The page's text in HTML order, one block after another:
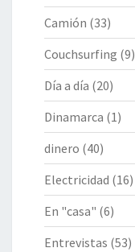
Camión (33)
Couchsurfing (9)
Día a día (20)
Dinamarca (1)
dinero (40)
Electricidad (16)
En "casa" (6)
Entrevistas (53)